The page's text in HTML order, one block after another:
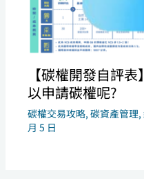
【碳權開發自評
以申請碳權呢?
碳權交易攻略,碳資產管理,
月 5 日